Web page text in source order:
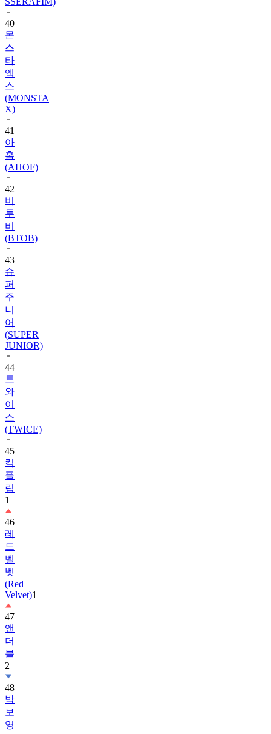
40
몬
스
타
엑
스
(MONSTA
X)
41
아
홉
(AHOF)
42
비
투
비
(BTOB)
43
슈
퍼
주
니
어
(SUPER
JUNIOR)
44
트
와
이
스
(TWICE)
45
킥
플
립
1
46
레
드
벨
벳
(Red
Velvet)1
47
앤
더
블
2
48
박
보
영